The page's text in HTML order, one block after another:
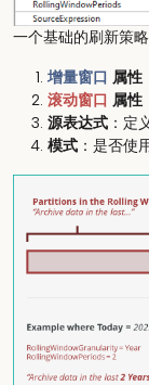
一个基础的刷新策
增量窗口 属性
滚动窗口 属性
源表达式 ：定
模式 ：是否使